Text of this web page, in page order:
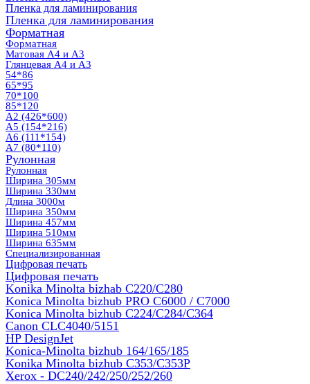
Пленка для ламинирования
Пленка для ламинирования
Форматная
Форматная
Матовая А4 и А3
Глянцевая А4 и А3
54*86
65*95
70*100
85*120
А2 (426*600)
А5 (154*216)
А6 (111*154)
А7 (80*110)
Рулонная
Рулонная
Ширина 305мм
Ширина 330мм
Длина 3000м
Ширина 350мм
Ширина 457мм
Ширина 510мм
Ширина 635мм
Специализированная
Цифровая печать
Цифровая печать
Konika Minolta bizhab C220/C280
Konica Minolta bizhub PRO C6000 / C7000
Konica Minolta bizhub С224/С284/С364
Canon CLC4040/5151
HP DesignJet
Konica-Minolta bizhub 164/165/185
Konika Minolta bizhub C353/C353Р
Xerox - DC240/242/250/252/260